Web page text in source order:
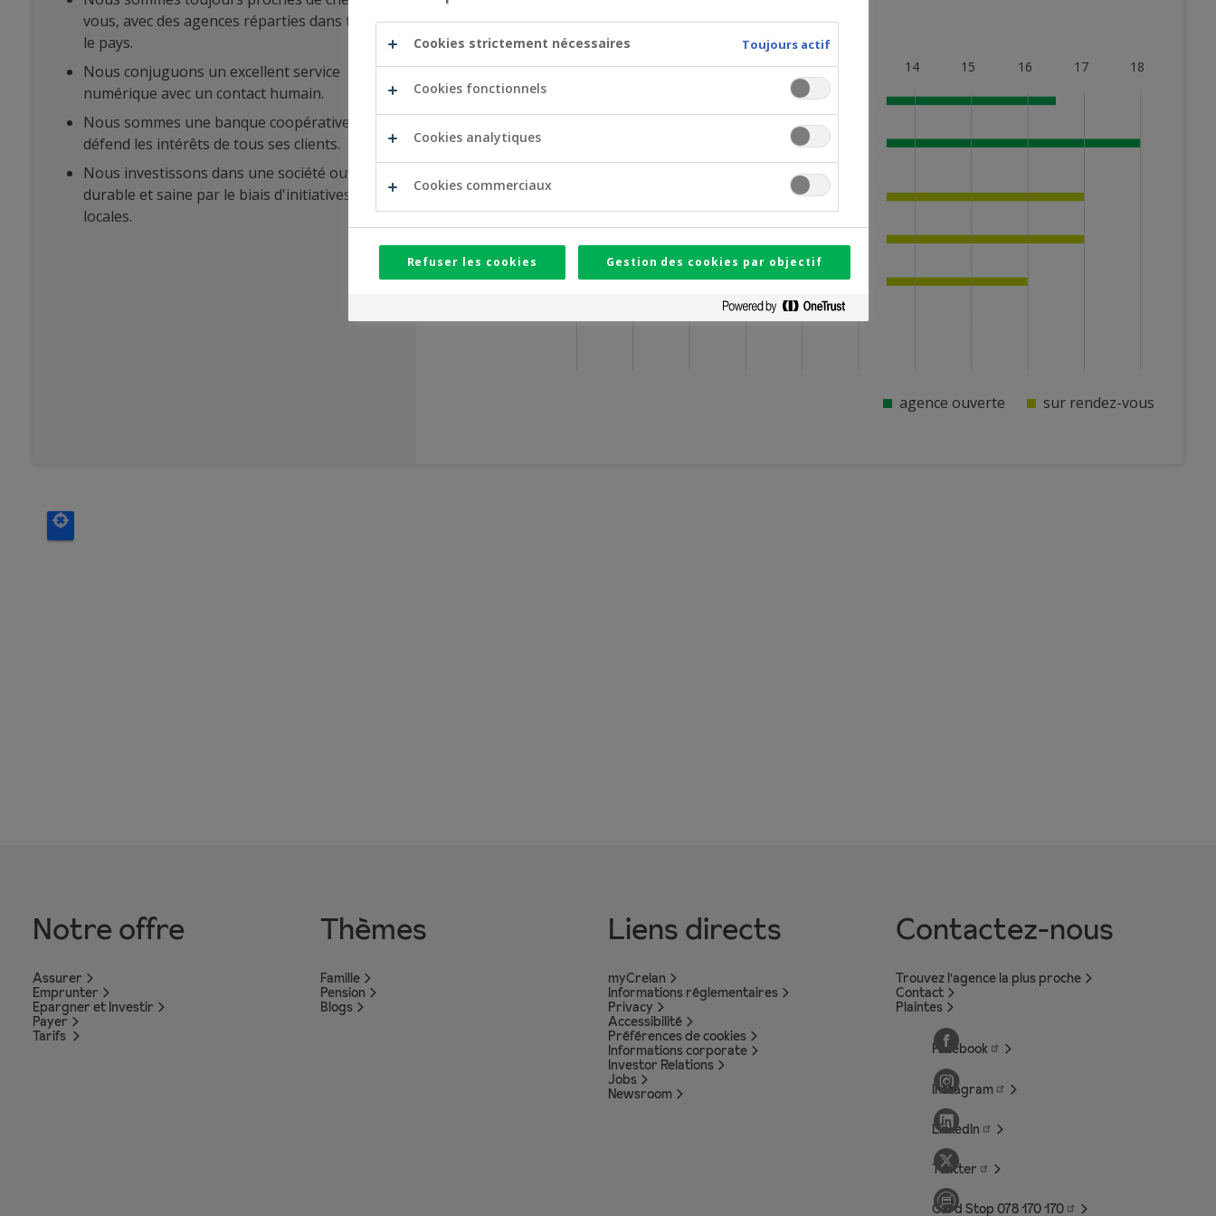
vous, avec des agences réparties dans tout
le pays.
Nous conjuguons un excellent service
numérique avec un contact humain.
Nous sommes une banque coopérative qui
défend les intérêts de tous ses clients.
Nous investissons dans une société ouverte,
durable et saine par le biais d'initiatives
locales.
Mardi
Mercredi
Jeudi
Vendredi
08 09 10 11 12 14 15 16 17 18
agence ouverte sur rendez-vous
Notre offre
Assurer
Emprunter
Epargner et Investir
Payer
Tarifs
Thèmes
Famille
Pension
Blogs
Liens directs
myCrelan
Informations réglementaires
Privacy
Accessibilité
Préférences de cookies
Informations corporate
Investor Relations
Jobs
Newsroom
Contactez-nous
Trouvez l'agence la plus proche
Contact
Plaintes
Facebook
Instagram
LinkedIn
Twitter
Card Stop 078 170170
Cookies strictement nécessaires Toujours actif
Cookies fonctionnels
Cookies analytiques
Cookies commerciaux
Refuser les cookies Gestion des cookies par objectif